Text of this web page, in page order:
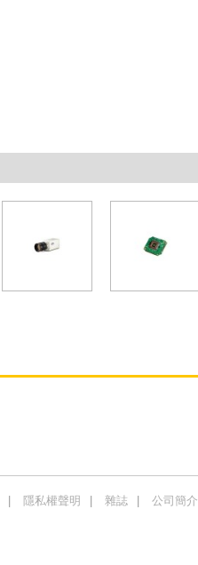
隱私權聲明 雜誌 公司簡介